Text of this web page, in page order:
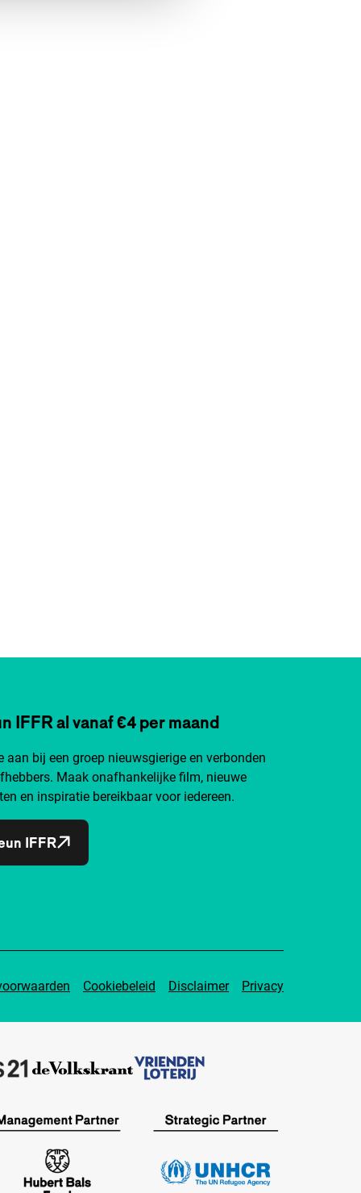
IFFR al vanaf €4 per maand
aan bij een groep nieuwsgierige en verbonden
Maak onafhankelijke film, nieuwe
en inspiratie bereikbaar voor iedereen.
IFFR
Cookiebeleid Disclaimer Privacy